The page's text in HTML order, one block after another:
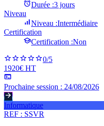
Durée :3 jours
Niveau
Niveau :Intermédiaire
Certification
Certification :Non
0/5
1920€ HT
Prochaine session : 24/08/2026
Informatique
REF : SSVR